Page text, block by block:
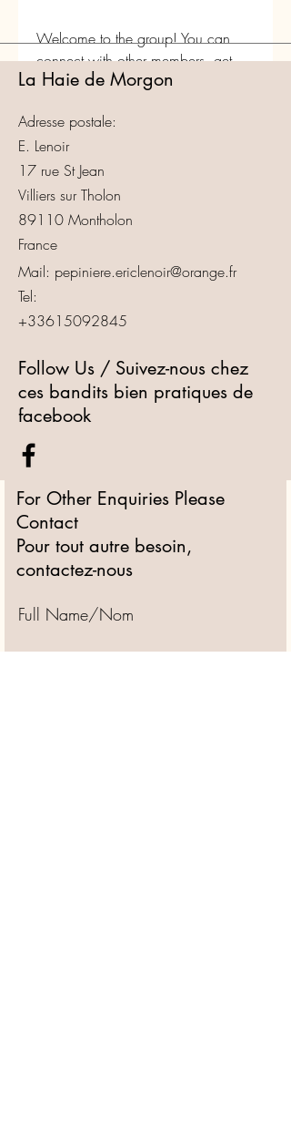
Welcome to the group! You can
connect with other members, get
updates and share videos about
plants multiplication.
0
La Haie de Morgon
Adresse postale:
E. Lenoir
17 rue St Jean
Villiers sur Tholon
89110 Montholon
France
Mail: pepiniere.ericlenoir@orange.fr
Tel:
+33615092845
Follow Us / Suivez-nous chez
ces bandits bien pratiques de
facebook
For Other Enquiries Please
Contact
Pour tout autre besoin,
contactez-nous
Full Name/Nom